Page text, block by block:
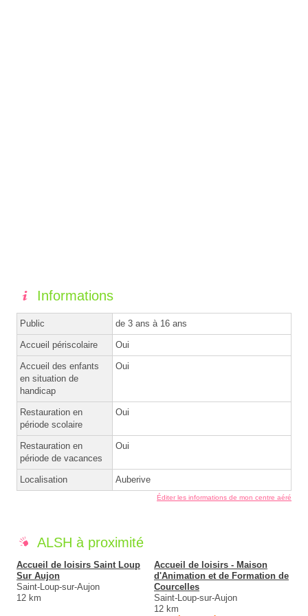
Informations
Public de 3 ans à 16 ans
Accueil périscolaire Oui
Accueil des enfants
en situation de
handicap
Oui
Restauration en
période scolaire
Oui
Restauration en
période de vacances
Oui
Localisation Auberive
Éditer les informations de mon centre aéré
ALSH à proximité
Accueil de loisirs Saint Loup
Sur Aujon
Saint-Loup-sur-Aujon
12 km
Accueil de loisirs - Maison
d'Animation et de Formation de
Courcelles
Saint-Loup-sur-Aujon
12 km